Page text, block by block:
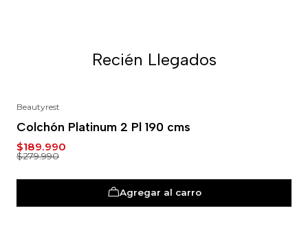
Recién Llegados
Beautyrest
Colchón Platinum 2 Pl 190 cms
$189.990
$279.990
Agregar al carro